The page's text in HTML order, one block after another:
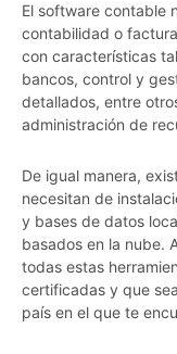
El software contable
contabilidad o
con características
bancos, control y
detallados, entre
administración de
De igual manera,
necesitan de
y bases de datos
basados en la nube.
todas estas
certificadas y que
país en el que te